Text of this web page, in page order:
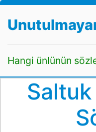
Hangi ünlünün